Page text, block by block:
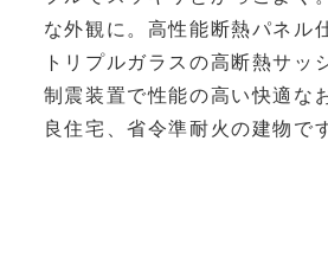
な外観に。高性能断熱パネル
トリプルガラスの高断熱サッ
制震装置で性能の高い快適な
良住宅、省令準耐火の建物で